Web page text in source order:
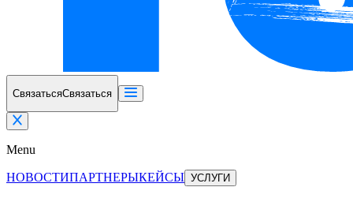
СвязатьсяСвязаться
Menu
НОВОСТИПАРТНЕРЫКЕЙСЫ УСЛУГИ